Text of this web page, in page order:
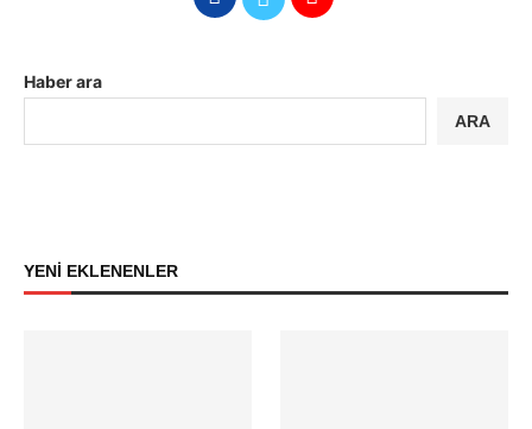
Haber ara
ARA
YENİ EKLENENLER